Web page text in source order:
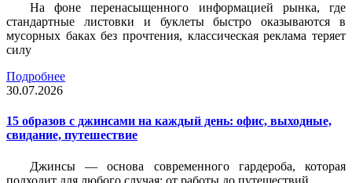
На фоне перенасыщенного информацией рынка, где
стандартные листовки и буклеты быстро оказываются в
мусорных баках без прочтения, классическая реклама теряет
силу
Подробнее
30.07.2026
15 образов с джинсами на каждый день: офис, выходные,
свидание, путешествие
Джинсы — основа современного гардероба, которая
подходит для любого случая: от работы до путешествий